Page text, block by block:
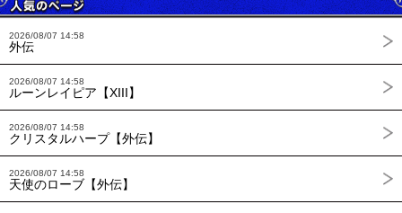
2026/08/07 14:58
外伝
2026/08/07 14:58
ルーンレイピア【XIII】
2026/08/07 14:58
クリスタルハープ【外伝】
2026/08/07 14:58
天使のローブ【外伝】